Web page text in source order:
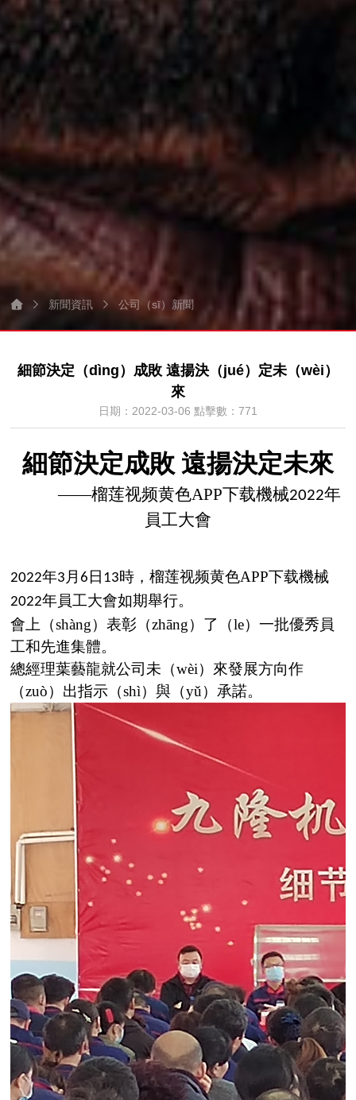
新聞資訊 公司（sī）新聞
細節決定（dìng）成敗 遠揚決（jué）定未（wèi）
來
日期：2022-03-06 點擊數： 771
細節決定成敗 遠揚決定未來
——榴莲视频黄色APP下载機械2022年
員工大會
2022年3 月6 日 13時，榴莲视频黄色APP下载機械
2022年員工大會如期舉行。
會上（shàng）表彰（zhāng）了（le）一批優秀員
工和先進集體。
總經理葉藝龍就公司未（wèi）來發展方向作
（zuò）出指示（shì）與（yǔ）承諾。